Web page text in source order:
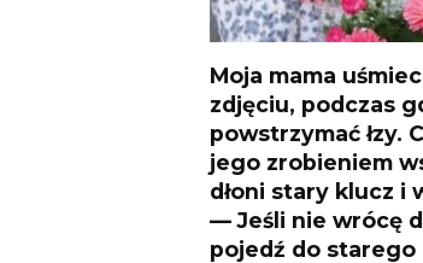
Moja mama
zdjęciu, podczas
powstrzymać łzy.
jego zrobieniem
dłoni stary klucz i
— Jeśli nie wrócę
pojedź do starego